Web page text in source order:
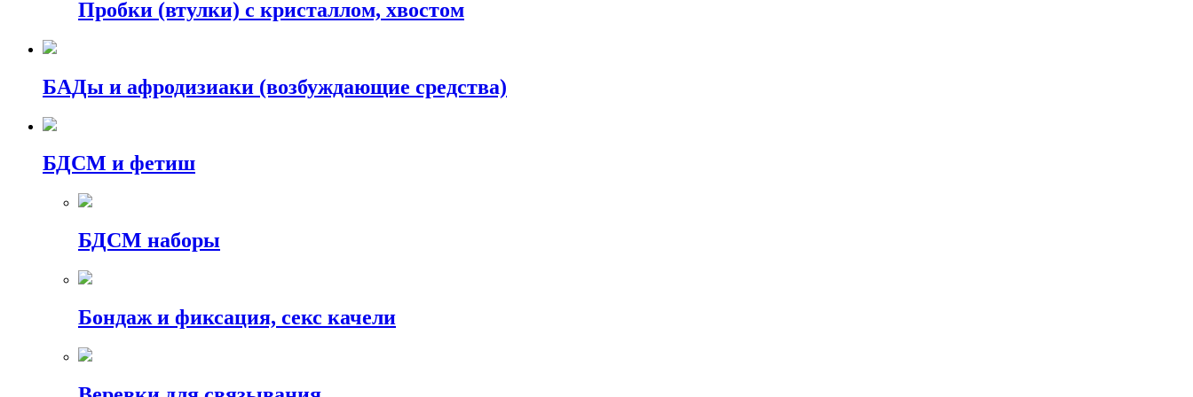
Пробки (втулки) с кристаллом, хвостом
БАДы и афродизиаки (возбуждающие средства)
БДСМ и фетиш
БДСМ наборы
Бондаж и фиксация, секс качели